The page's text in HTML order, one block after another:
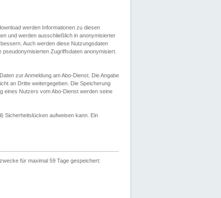
werden Informationen zu diesen
und werden ausschließlich in anonymisierter
Auch werden diese Nutzungsdaten
Zugriffsdaten anonymisiert.
zur Anmeldung am Abo-Dienst. Die Angabe
an Dritte weitergegeben. Die Speicherung
eines Nutzers vom Abo-Dienst werden seine
Sicherheitslücken aufweisen kann. Ein
für maximal 59 Tage gespeichert: